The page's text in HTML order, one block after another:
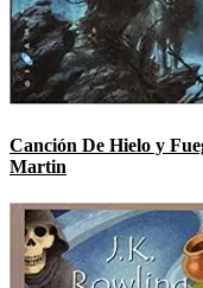
Canción De Hielo y
Martin